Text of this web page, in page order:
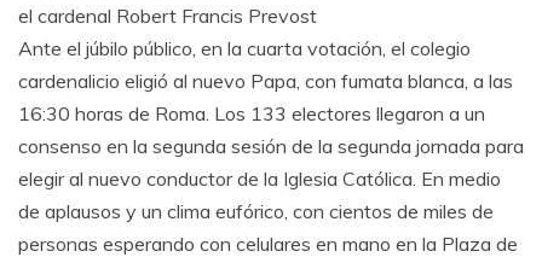
el cardenal Robert Francis Prevost
Ante el júbilo público, en la cuarta votación, el colegio
cardenalicio eligió al nuevo Papa, con fumata blanca, a las
16:30 horas de Roma. Los 133 electores llegaron a un
consenso en la segunda sesión de la segunda jornada para
elegir al nuevo conductor de la Iglesia Católica. En medio
de aplausos y un clima eufórico, con cientos de miles de
personas esperando con celulares en mano en la Plaza de